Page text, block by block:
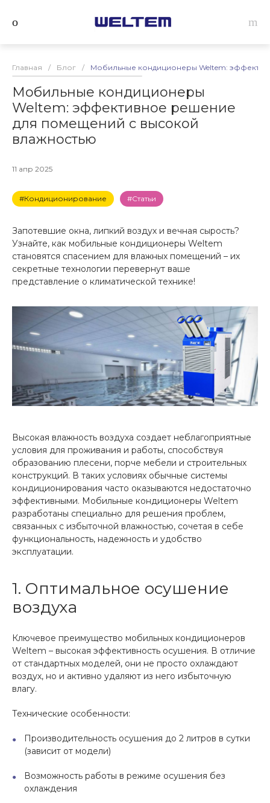
Главная / Блог / Мобильные кондиционеры Weltem:
Мобильные кондиционеры
Weltem: эффективное решение
для помещений с высокой
влажностью
11 апр 2025
#Кондиционирование #Статьи
Запотевшие окна, липкий воздух и вечная сырость?
Узнайте, как мобильные кондиционеры Weltem
становятся спасением для влажных помещений – их
секретные технологии перевернут ваше
представление о климатической технике!
Высокая влажность воздуха создает неблагоприятные
условия для проживания и работы, способствуя
образованию плесени, порче мебели и строительных
конструкций. В таких условиях обычные системы
кондиционирования часто оказываются недостаточно
эффективными. Мобильные кондиционеры Weltem
разработаны специально для решения проблем,
связанных с избыточной влажностью, сочетая в себе
функциональность, надежность и удобство
эксплуатации.
1. Оптимальное осушение
воздуха
Ключевое преимущество мобильных кондиционеров
Weltem – высокая эффективность осушения. В отличие
от стандартных моделей, они не просто охлаждают
воздух, но и активно удаляют из него избыточную
влагу.
Технические особенности:
Производительность осушения до 2 литров в сутки
(зависит от модели)
Возможность работы в режиме осушения без
охлаждения